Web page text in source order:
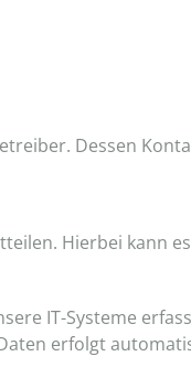
Dessen
Hierbei kann
IT-Systeme
erfolgt